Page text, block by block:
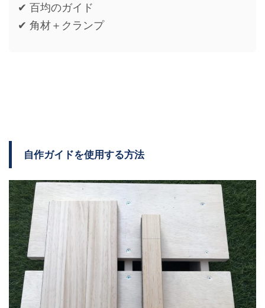
✔ 百均のガイド
✔ 角材＋クランプ
自作ガイドを使用する方法